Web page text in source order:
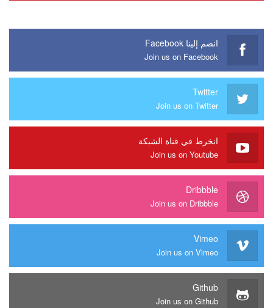
انضم إلينا Facebook
Join us on Facebook
Twitter
Join us on Twitter
انخرط في قناة الشبكة
Join us on Youtube
Dribbble
Join us on Dribbble
Vimeo
Join us on Vimeo
Github
Join us on Github